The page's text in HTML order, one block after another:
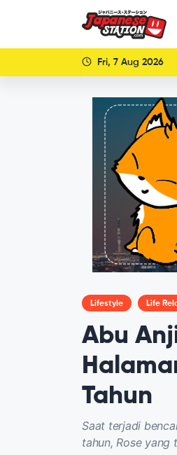
Fri, 7 Aug 2026
Lifestyle Life
Abu
Tahun
Saat terjadi
tahun, Rose yang